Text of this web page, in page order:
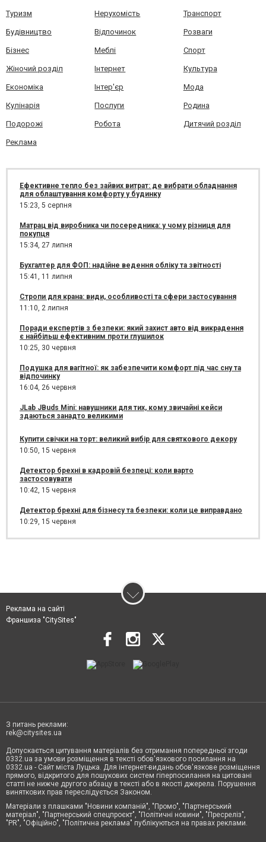
Туризм Нерухомість Транспорт
Будівництво Відпочинок Розваги
Бізнес Меблі Спорт
Жіночий розділ Інтернет Культура
Економіка Інтер'єр Мода
Кулінарія Послуги Родина
Подорожі Робота Дитячий розділ
Реклама
Ефективне тепло без зайвих витрат: де вибрати обладнання
для облаштування комфорту у будинку
15:23, 5 серпня
Матрац від виробника чи посередника: у чому різниця для
покупця
15:34, 27 липня
Бухгалтер для ФОП: надійне ведення обліку та звітності
15:41, 11 липня
Стропи для крана: види, особливості та сфери застосування
11:10, 2 липня
Поради експертів з безпеки: який захист авто від викрадення
є найбільш ефективним проти глушилок
10:25, 30 червня
Подушка для вагітної: як забезпечити комфорт під час сну та
відпочинку
16:04, 26 червня
JLab JBuds Mini: навушники для тих, кому звичайні кейси
здаються занадто великими
Купити свічки на торт: великий вибір для святкового декору
10:50, 15 червня
Детектор брехні в кадровій безпеці: коли варто
застосовувати
10:42, 15 червня
Детектор брехні для бізнесу та безпеки: коли це виправдано
10:29, 15 червня
Реклама на сайті
Франшиза "CitySites"
З питань реклами:
rek@citysites.ua
Допускається цитування матеріалів без отримання попередньої згоди
0332.ua за умови розміщення в тексті обов'язкового посилання на
0332.ua - Сайт міста Луцька. Для інтернет-видань обов'язкове розміщення
прямого, відкритого для пошукових систем гіперпосилання на цитовані
статті не нижче другого абзацу в тексті або в якості джерела. Порушення
виняткових прав переслідується Законом.
Матеріали з плашками "Новини компаній", "Промо", "Партнерський
матеріал", "Партнерський спецпроєкт", "Політичні новини", "Пресреліз",
"PR", "Офіційно", "Політична реклама" публікуються на правах реклами.